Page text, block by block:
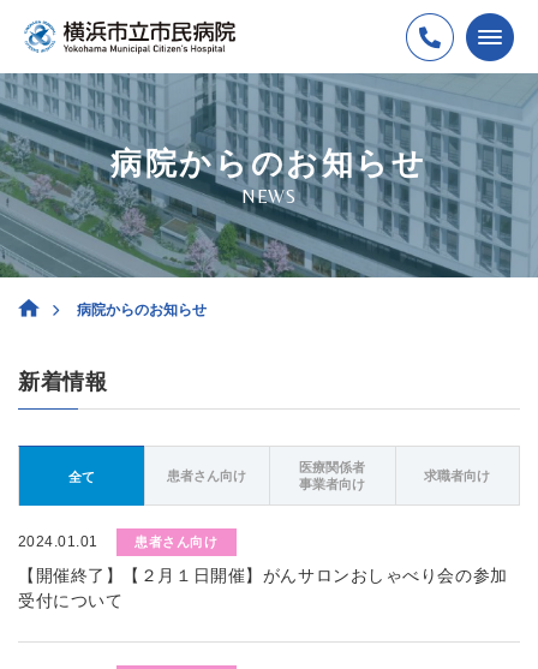
病院からのお知らせ
NEWS
病院からのお知らせ
新着情報
全て 患者さん向け
医療関係者
事業者向け
求職者向け
2024.01.01 患者さん向け
【開催終了】【２月１日開催】がんサロンおしゃべり会の参加
受付について